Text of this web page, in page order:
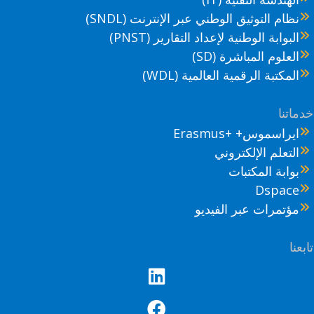
نظام التوثيق الوطني عبر الإنترنت (SNDL)
البوابة الوطنية لإعداد التقارير (PNST)
العلوم المباشرة (SD)
المكتبة الرقمية العالمية (WDL)
ايراسموس+ +Erasmus
التعلم الإلكتروني
بوابة المكتبات
Dspace
مؤتمرات عبر الفيديو